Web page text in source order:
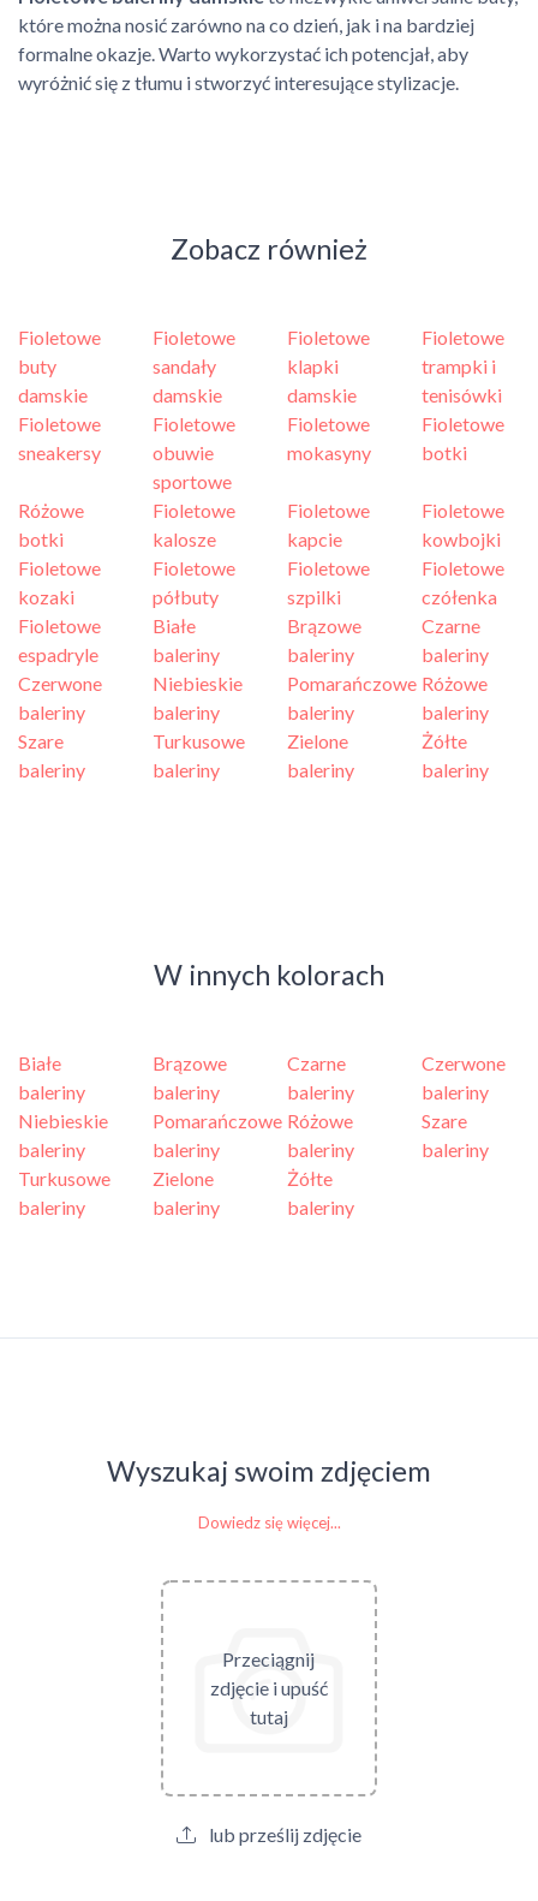
które można nosić zarówno na co dzień, jak i na bardziej
formalne okazje. Warto wykorzystać ich potencjał, aby
wyróżnić się z tłumu i stworzyć interesujące stylizacje.
Zobacz również
Fioletowe
buty
damskie
Fioletowe
sandały
damskie
Fioletowe
klapki
damskie
Fioletowe
trampki i
tenisówki
Fioletowe
sneakersy
Fioletowe
obuwie
sportowe
Fioletowe
mokasyny
Fioletowe
botki
Różowe
botki
Fioletowe
kalosze
Fioletowe
kapcie
Fioletowe
kowbojki
Fioletowe
kozaki
Fioletowe
półbuty
Fioletowe
szpilki
Fioletowe
czółenka
Fioletowe
espadryle
Białe
baleriny
Brązowe
baleriny
Czarne
baleriny
Czerwone
baleriny
Niebieskie
baleriny
Pomarańczowe
baleriny
Różowe
baleriny
Szare
baleriny
Turkusowe
baleriny
Zielone
baleriny
Żółte
baleriny
W innych kolorach
Białe
baleriny
Brązowe
baleriny
Czarne
baleriny
Czerwone
baleriny
Niebieskie
baleriny
Pomarańczowe
baleriny
Różowe
baleriny
Szare
baleriny
Turkusowe
baleriny
Zielone
baleriny
Żółte
baleriny
Wyszukaj swoim zdjęciem
Dowiedz się więcej...
Przeciągnij
zdjęcie i upuść
tutaj
lub prześlij zdjęcie